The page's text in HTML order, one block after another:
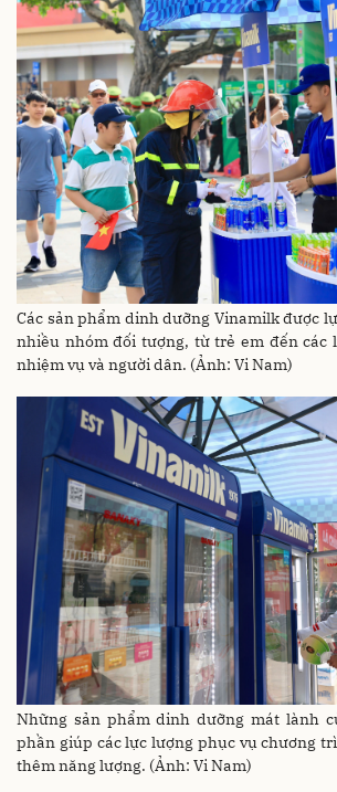
Các sản phẩm dinh dưỡng Vinamilk được
nhiều nhóm đối tượng, từ trẻ em đến các
nhiệm vụ và người dân. (Ảnh: Vi Nam)
Những sản phẩm dinh dưỡng mát lành
phần giúp các lực lượng phục vụ chương
thêm năng lượng. (Ảnh: Vi Nam)